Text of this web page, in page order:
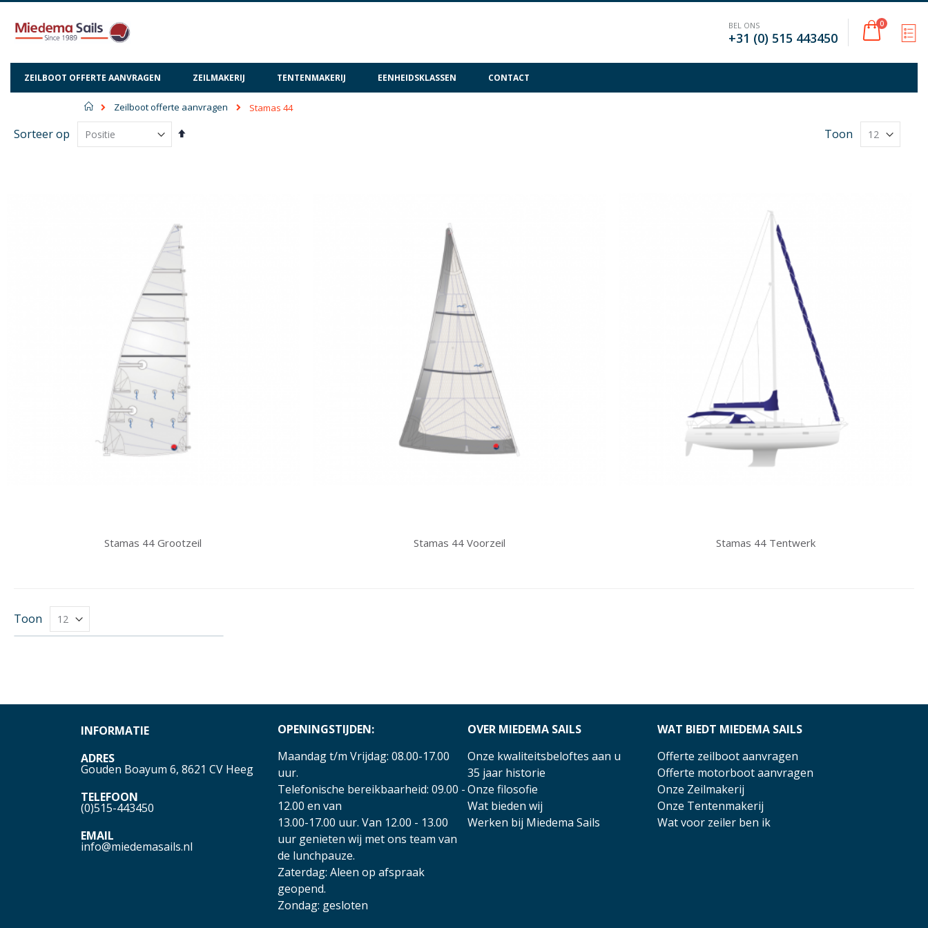
Cart
0
BEL ONS
+31 (0) 515 443450
ZEILBOOT OFFERTE AANVRAGEN ZEILMAKERIJ TENTENMAKERIJ EENHEIDSKLASSEN CONTACT
Home
Zeilboot offerte aanvragen Stamas 44
Sorteer op
Van
Toon
Stamas 44 Grootzeil Stamas 44 Voorzeil Stamas 44 Tentwerk
Toon
INFORMATIE
ADRES
Gouden Boayum 6, 8621 CV Heeg
TELEFOON
(0)515-443450
EMAIL
info@miedemasails.nl
OPENINGSTIJDEN:
Maandag t/m Vrijdag: 08.00-17.00
uur.
Telefonische bereikbaarheid: 09.00 -
12.00 en van
13.00-17.00 uur. Van 12.00 - 13.00
uur genieten wij met ons team van
de lunchpauze.
Zaterdag: Aleen op afspraak
geopend.
Zondag: gesloten
OVER MIEDEMA SAILS
Onze kwaliteitsbeloftes aan u
35 jaar historie
Onze filosofie
Wat bieden wij
Werken bij Miedema Sails
WAT BIEDT MIEDEMA SAILS
Offerte zeilboot aanvragen
Offerte motorboot aanvragen
Onze Zeilmakerij
Onze Tentenmakerij
Wat voor zeiler ben ik